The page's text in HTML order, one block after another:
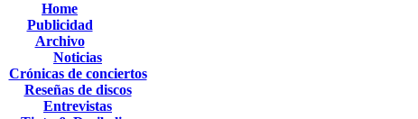
Home
Publicidad
Archivo
Noticias
Crónicas de conciertos
Reseñas de discos
Entrevistas